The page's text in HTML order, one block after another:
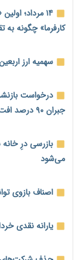
نماینده مجلس:
خانه کارگر
می‌شود
رئیس سازمان
مالیات هستند
کاهش می‌یابد
۱۴ مرداد؛
کارفرما» چگونه
سهمیه ارز اربعین ۱۴۰۵ اعلام شد؛ ۲۰۰ هزار دینار برای
درخواست
جبران ۹۰ درصد افت ضریب زمان برقراری
بازرسی درِ
می‌شود
اصناف بازوی
یارانه نقدی خرداد ۱۴۰۵ دهک‌های چهارم تا نهم